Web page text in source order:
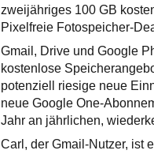
zweijähriges 100 GB
Pixelfreie Fotospeicher-
Gmail, Drive und Google
kostenlose
potenziell riesige neue
neue Google One-
Jahr an jährlichen,
Carl, der Gmail-Nutzer, ist